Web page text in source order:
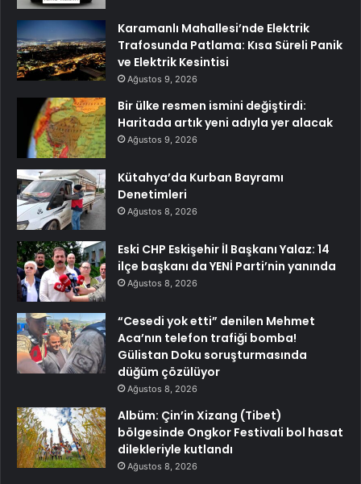
Karamanlı Mahallesi’nde Elektrik
Trafosunda Patlama: Kısa Süreli Panik
ve Elektrik Kesintisi
Ağustos 9, 2026
Bir ülke resmen ismini değiştirdi:
Haritada artık yeni adıyla yer alacak
Ağustos 9, 2026
Kütahya’da Kurban Bayramı
Denetimleri
Ağustos 8, 2026
Eski CHP Eskişehir İl Başkanı Yalaz: 14
ilçe başkanı da YENİ Parti’nin yanında
Ağustos 8, 2026
“Cesedi yok etti” denilen Mehmet
Aca’nın telefon trafiği bomba!
Gülistan Doku soruşturmasında
düğüm çözülüyor
Ağustos 8, 2026
Albüm: Çin’in Xizang (Tibet)
bölgesinde Ongkor Festivali bol hasat
dilekleriyle kutlandı
Ağustos 8, 2026